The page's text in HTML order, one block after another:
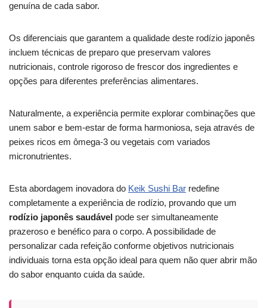
genuína de cada sabor.
Os diferenciais que garantem a qualidade deste rodízio japonês
incluem técnicas de preparo que preservam valores
nutricionais, controle rigoroso de frescor dos ingredientes e
opções para diferentes preferências alimentares.
Naturalmente, a experiência permite explorar combinações que
unem sabor e bem-estar de forma harmoniosa, seja através de
peixes ricos em ômega-3 ou vegetais com variados
micronutrientes.
Esta abordagem inovadora do Keik Sushi Bar redefine
completamente a experiência de rodízio, provando que um
rodízio japonês saudável pode ser simultaneamente
prazeroso e benéfico para o corpo. A possibilidade de
personalizar cada refeição conforme objetivos nutricionais
individuais torna esta opção ideal para quem não quer abrir mão
do sabor enquanto cuida da saúde.